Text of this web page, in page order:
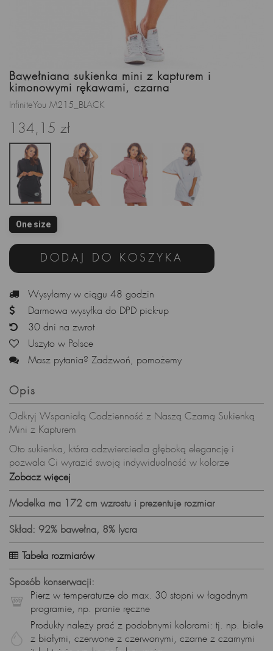
Bawełniana sukienka mini z kapturem i
kimonowymi rękawami, czarna
InfiniteYou M215_BLACK
134,15 zł
One size
DODAJ DO KOSZYKA
Wysyłamy w ciągu 48 godzin
Darmowa wysyłka do DPD pick-up
30 dni na zwrot
Uszyto w Polsce
Masz pytania? Zadzwoń, pomożemy
Opis
Odkryj Wspaniałą Codzienność z Naszą Czarną Sukienką
Mini z Kapturem
Oto sukienka, która odzwierciedla głęboką elegancję i
pozwala Ci wyrazić swoją indywidualność w kolorze
czarnym. Nasza bawełniana sukienka mini z kapturem to
połączenie stylu, wygody i wyjątkowego designu. Odkryj,
dlaczego ta sukienka stanie się kluczowym elementem Twojej
letniej garderoby:
Czar Mody w Czerni:
Czarny kolor to synonim klasy i ponadczasowego stylu.
Nasza sukienka mini sprawi, że poczujesz się nie tylko
modnie, ale także niezwykle pewnie siebie.
Krój Bombki - Podkreśl Atuty:
Długość mini i lekko rozszerzający się krój bombki nie tylko
podkreślają nogi, ale także sprawiają, że sylwetka prezentuje
się niezwykle atrakcyjnie. Wyraź swoją kobiecość w każdym
Zobacz więcej
Modelka ma 172 cm wzrostu i prezentuje rozmiar
Skład: 92% bawełna, 8% lycra
Tabela rozmiarów
Sposób konserwacji:
Pierz w temperaturze do max. 30 stopni w łagodnym
programie, np. pranie ręczne
Produkty należy prać z podobnymi kolorami: tj. np. białe
z białymi, czerwone z czerwonymi, czarne z czarnymi